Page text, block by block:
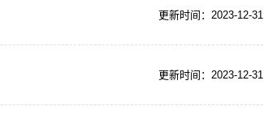
更新时间：2023-12-31
更新时间：2023-12-31